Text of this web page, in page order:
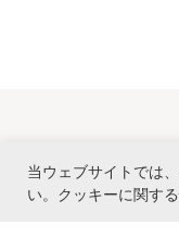
当ウェブサイトでは
い。クッキーに関す